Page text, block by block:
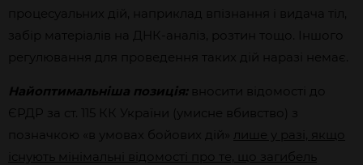
процесуальних дій, наприклад впізнання і видача тіл,
забір матеріалів на ДНК-аналіз, розтин тощо. Іншого
регулювання для проведення таких дій наразі немає.
Найоптимальніша позиція: вносити відомості до
ЄРДР за ст. 115 КК України (умисне вбивство) з
позначкою «в умовах бойових дій»
лише у разі, якщо
існують мінімальні відомості про те, що загибель